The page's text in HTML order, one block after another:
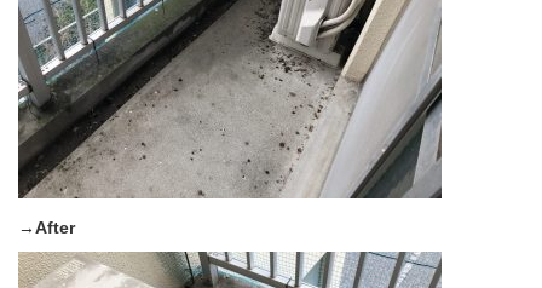
→After